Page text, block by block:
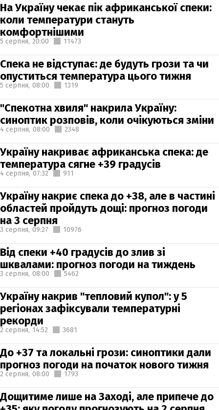
На Україну чекає пік африканської спеки:
коли температури стануть
комфортнішими
5 серпня, 20:00 11473
Спека не відступає: де будуть грози та чи
опуститься температура цього тижня
5 серпня, 08:00 1319
"Спекотна хвиля" накрила Україну:
синоптик розповів, коли очікуються зміни
4 серпня, 08:00 2348
Україну накриває африканська спека: де
температура сягне +39 градусів
4 серпня, 07:32 911
Україну накриє спека до +38, але в частині
областей пройдуть дощі: прогноз погоди
на 3 серпня
3 серпня, 09:27 10976
Від спеки +40 градусів до злив зі
шквалами: прогноз погоди на тиждень
3 серпня, 08:00 5462
Україну накрив "тепловий купол": у 5
регіонах зафіксували температурні
рекорди
2 серпня, 14:52 3681
До +37 та локальні грози: синоптики дали
прогноз погоди на початок нового тижня
2 серпня, 08:00 1793
Дощитиме лише на Заході, але припече до